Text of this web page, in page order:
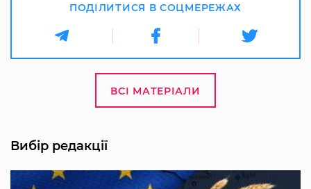
ПОДІЛИТИСЯ В СОЦМЕРЕЖАХ
ВСІ МАТЕРІАЛИ
Вибір редакції